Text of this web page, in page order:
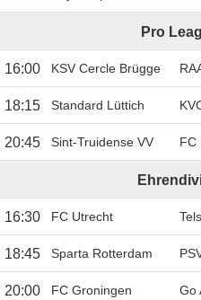
Pro
16:00 KSV Cercle Brügge
18:15 Standard Lüttich
20:45 Sint-Truidense VV FC
16:30 FC Utrecht
18:45 Sparta Rotterdam
20:00 FC Groningen